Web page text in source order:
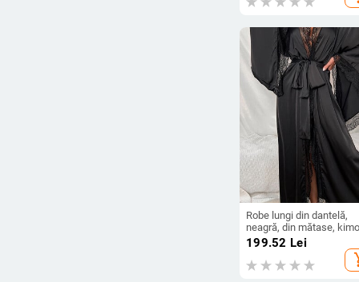
Robe lungi din dantelă,
neagră, din mătase,
rochie, lenjerie de budoir,
halate din satin, pentru
petrecere de mireasă,
cadouri din dantelă,
199.52 Lei